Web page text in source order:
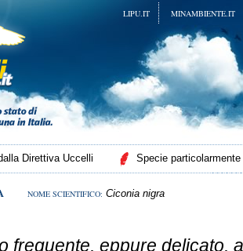
MINAMBIENTE.IT
LIPU.IT
Direttiva Uccelli Specie
NOME SCIENTIFICO: Ciconia nigra
frequente, eppure delicato,